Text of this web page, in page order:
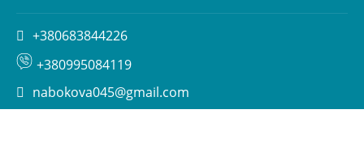
+380683844226
+380995084119
nabokova045@gmail.com